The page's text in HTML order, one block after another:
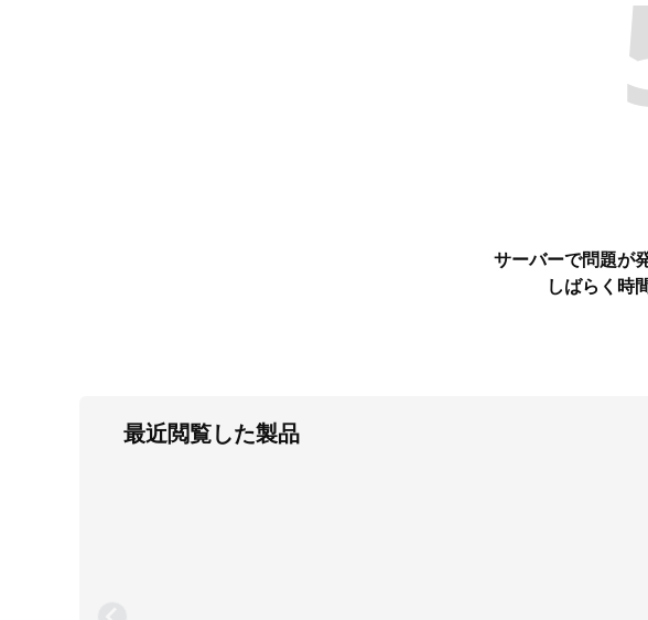
サーバーで問題が
しばらく時
最近閲覧した製品